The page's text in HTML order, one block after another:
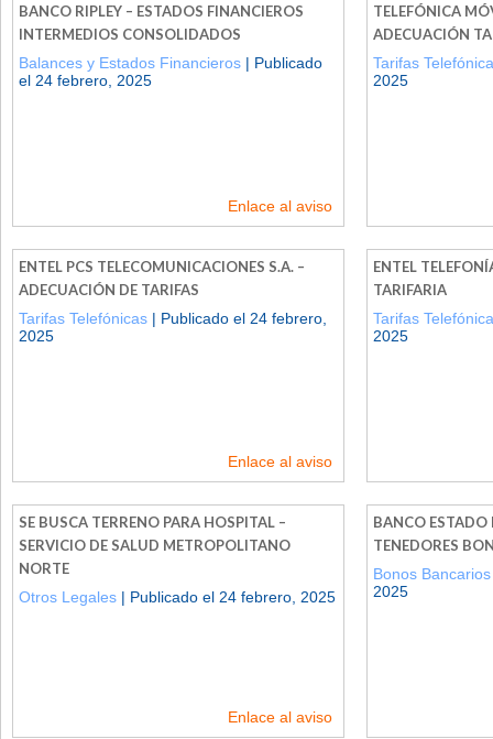
BANCO RIPLEY – ESTADOS FINANCIEROS
INTERMEDIOS CONSOLIDADOS
Balances y Estados Financieros | Publicado
el 24 febrero, 2025
Enlace al aviso
TELEFÓNICA
ADECUACIÓN
Tarifas
2025
ENTEL PCS TELECOMUNICACIONES S.A. –
ADECUACIÓN DE TARIFAS
Tarifas Telefónicas | Publicado el 24 febrero,
2025
Enlace al aviso
ENTEL
TARIFARIA
Tarifas
2025
SE BUSCA TERRENO PARA HOSPITAL –
SERVICIO DE SALUD METROPOLITANO
NORTE
Otros Legales | Publicado el 24 febrero, 2025
Enlace al aviso
BANCO ESTADO
TENEDORES
Bonos Bancarios
2025